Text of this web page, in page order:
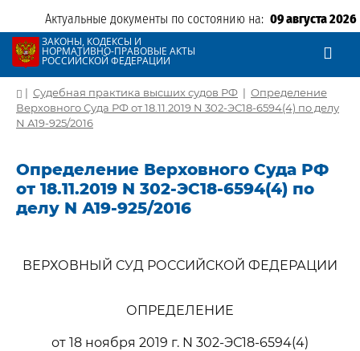
Актуальные документы по состоянию на: 09 августа 2026
ЗАКОНЫ, КОДЕКСЫ И
НОРМАТИВНО-ПРАВОВЫЕ АКТЫ
РОССИЙСКОЙ ФЕДЕРАЦИИ
| Судебная практика высших судов РФ | Определение
Верховного Суда РФ от 18.11.2019 N 302-ЭС18-6594(4) по делу
N А19-925/2016
Определение Верховного Суда РФ
от 18.11.2019 N 302-ЭС18-6594(4) по
делу N А19-925/2016
ВЕРХОВНЫЙ СУД РОССИЙСКОЙ ФЕДЕРАЦИИ
ОПРЕДЕЛЕНИЕ
от 18 ноября 2019 г. N 302-ЭС18-6594(4)